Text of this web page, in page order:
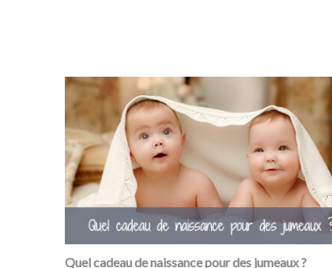
Quel cadeau de naissance pour des jumeaux ?